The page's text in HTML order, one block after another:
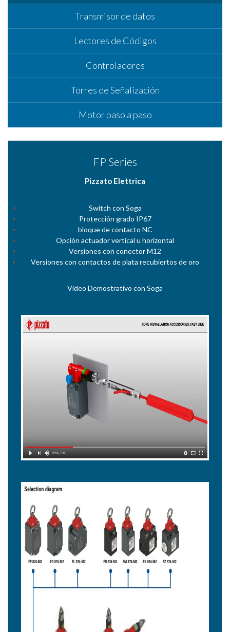
Transmisor de datos
Lectores de Códigos
Controladores
Torres de Señalización
Motor paso a paso
FP Series
Pizzato Elettrica
Switch con Soga
Protección grado IP67
bloque de contacto NC
Opción actuador vertical u horizontal
Versiones con conector M12
Versiones con contactos de plata recubiertos de oro
Video Demostrativo con Soga